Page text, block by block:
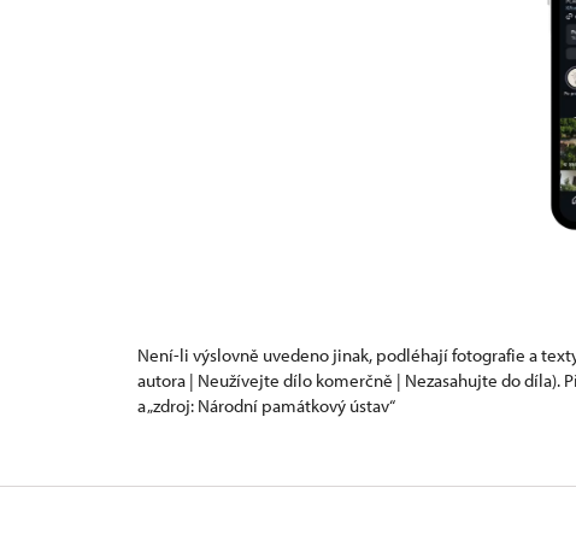
Není-li výslovně uvedeno jinak, podléhají fotografie a
autora | Neužívejte dílo komerčně | Nezasahujte do díla).
a „zdroj: Národní památkový ústav“